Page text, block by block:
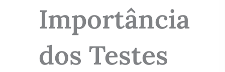
Importância
dos Testes